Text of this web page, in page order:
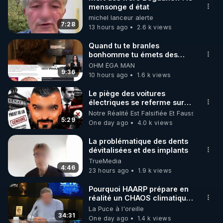
🌱 INSTAGRAM
https://www.instagram.com/rdlr_thierrycasasnovas/
http://rgnr.li/instagram
🌱 LA NEWSLETTER
Pour ne pas rater l’actualité RGNR (stages,
http://rgnr.li/news
🌱 VIDÉOS NON CENSURÉES SUR ODYSEE
Toutes les vidéos Youtube sont aussi sur la
http://rgnr.li/odysee
🌱 LES STAGES EN PRÉSENTIEL
http://rgnr.li/stages
7:28
mensonge d état
michel lanceur alerte
13 hours ago
2.6 k views
9:36
Quand tu te branles
bonhomme tu émets des
ondes ils ont juste omis de
t'expliquer
OHM ÉGA MAN
10 hours ago
1.6 k views
5:29
Le piège des voitures
électriques se referme sur
les usagers !
Notre Réalité Est Falsifiée Et Fausse
One day ago
4.0 k views
4:46
La problématique des dents
dévitalisées et des implants
TrueMedia
23 hours ago
1.9 k views
34:31
Pourquoi HAARP prépare en
réalité un CHAOS climatique,
on répond
La Puce à l'oreille
One day ago
1.4 k views